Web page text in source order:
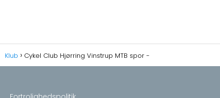
Klub Cykel Club Hjørring Vinstrup MTB spor -